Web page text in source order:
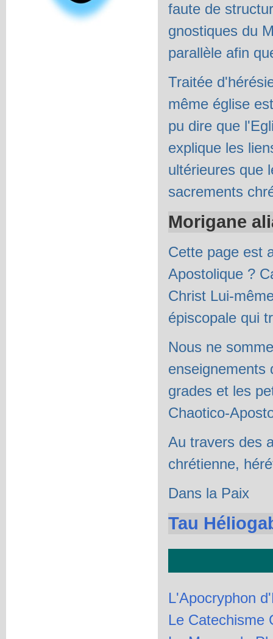
faute de
gnostiques du
parallèle afin
Traitée
même église
pu dire que
explique les
ultérieures que
sacrements
Morigane
Cette page est
Apostolique ?
Christ Lui-
épiscopale qui
Nous ne
enseignements
grades et les
Chaotico-
Au travers des
chrétienne,
Dans la Paix
Tau
L'Apocryphon
Le Catechisme